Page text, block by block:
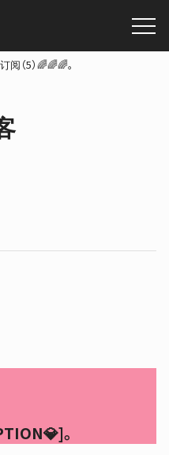
阅（5）🌈🌈🌈。
。